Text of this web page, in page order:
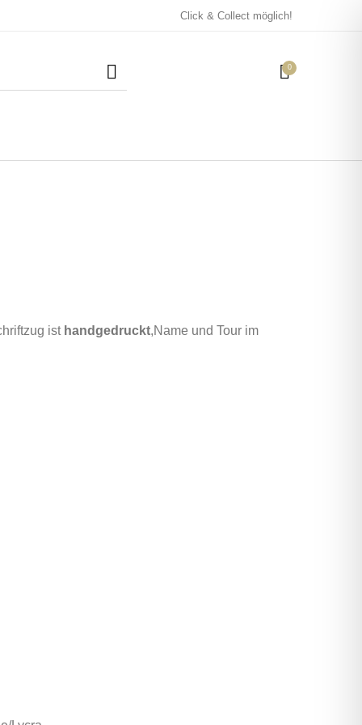
Click & Collect möglich!
0
ist handgedruckt,Name und Tour im